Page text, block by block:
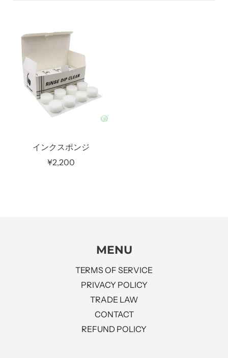
インクスポンジ
¥2,200
MENU
TERMS OF SERVICE
PRIVACY POLICY
TRADE LAW
CONTACT
REFUND POLICY